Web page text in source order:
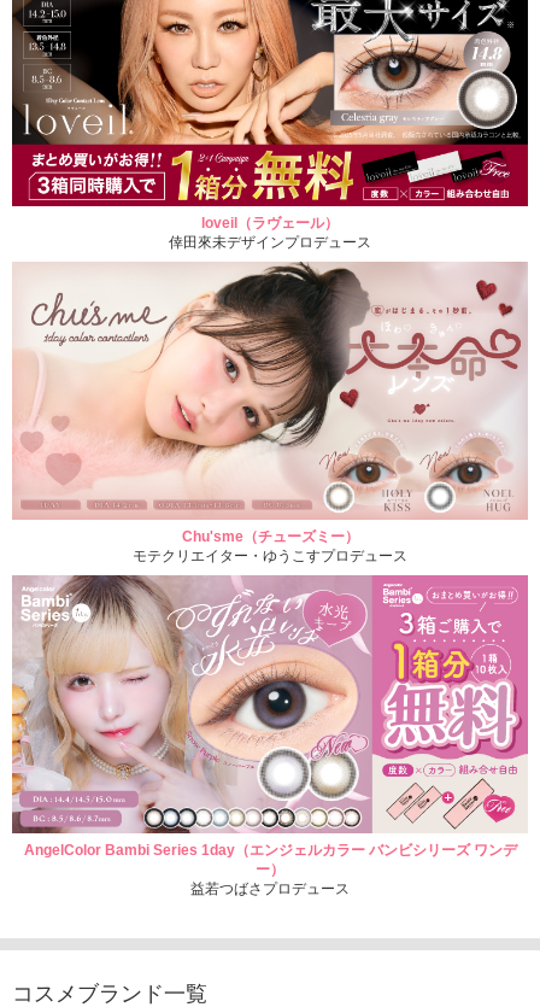
loveil（ラヴェール）
倖田來未デザインプロデュース
Chu'sme（チューズミー）
モテクリエイター・ゆうこすプロデュース
AngelColor Bambi Series 1day（エンジェルカラー バンビシリーズ ワンデ
ー）
益若つばさプロデュース
コスメブランド一覧